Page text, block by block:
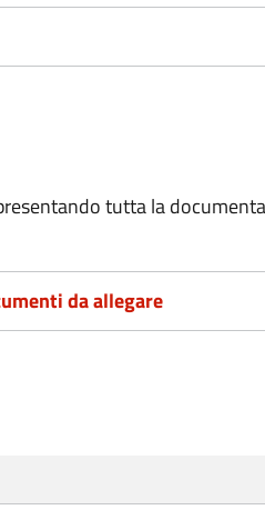
tutta la
da allegare